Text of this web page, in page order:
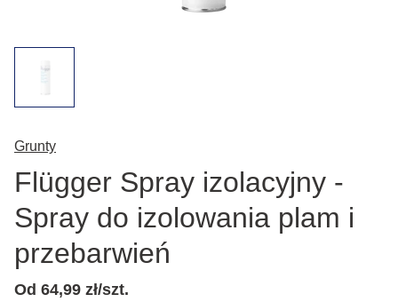
Grunty
Flügger Spray izolacyjny -
Spray do izolowania plam i
przebarwień
Od 64,99 zł/szt.